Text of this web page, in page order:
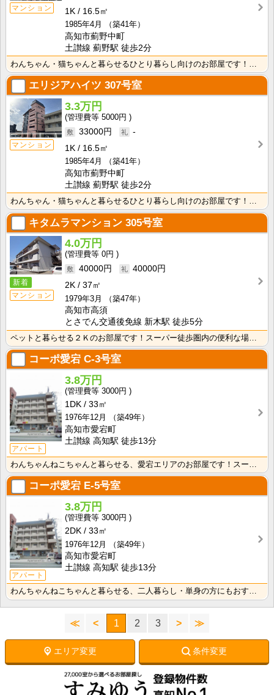
マンション
1K
16.5㎡
1985年4月
（築41年）
高知市薊野中町
土讃線 薊野駅 徒歩2分
エリジアハイツ 307号室
マンション
3.3万円
5000円
33000円
-
1K
16.5㎡
1985年4月
（築41年）
高知市薊野中町
土讃線 薊野駅 徒歩2分
キタムラマンション 305号室
新着
マンション
4.0万円
0円
40000円
40000円
2K
37㎡
1979年3月
（築47年）
高知市高須
とさでん交通後免線 新木駅 徒歩5分
コーポ愛宕 C-3号室
アパート
3.8万円
3000円
1DK
33㎡
1976年12月
（築49年）
高知市愛宕町
土讃線 高知駅 徒歩13分
わんちゃんねこちゃんと暮らせる、愛宕エリアのお部屋です！スーパー・コンビニ徒歩圏の暮らしやすいエリア･･･
コーポ愛宕 E-5号室
アパート
3.8万円
3000円
2DK
33㎡
1976年12月
（築49年）
高知市愛宕町
土讃線 高知駅 徒歩13分
わんちゃんねこちゃんと暮らせる、二人暮らし・単身の方にもおすすめのお部屋です！スーパー・コンビニ徒歩･･･
≪ < 1 2 3 > ≫
エリア変更 条件変更